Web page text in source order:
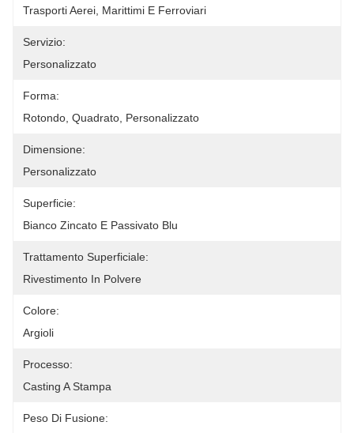
Trasporti Aerei, Marittimi E Ferroviari
Servizio:
Personalizzato
Forma:
Rotondo, Quadrato, Personalizzato
Dimensione:
Personalizzato
Superficie:
Bianco Zincato E Passivato Blu
Trattamento Superficiale:
Rivestimento In Polvere
Colore:
Argioli
Processo:
Casting A Stampa
Peso Di Fusione: